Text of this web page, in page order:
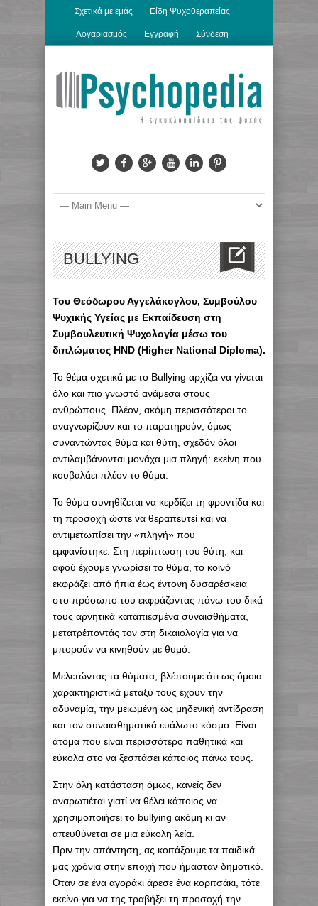
Σχετικά με εμάς Είδη Ψυχοθεραπείας
Λογαριασμός Εγγραφή Σύνδεση
BULLYING
Του Θεόδωρου Αγγελάκογλου, Συμβούλου
Ψυχικής Υγείας με Εκπαίδευση στη
Συμβουλευτική Ψυχολογία μέσω του
διπλώματος HND (Higher National Diploma).
Το θέμα σχετικά με το Bullying αρχίζει να γίνεται
όλο και πιο γνωστό ανάμεσα στους
ανθρώπους. Πλέον, ακόμη περισσότεροι το
αναγνωρίζουν και το παρατηρούν, όμως
συναντώντας θύμα και θύτη, σχεδόν όλοι
αντιλαμβάνονται μονάχα μια πληγή: εκείνη που
κουβαλάει πλέον το θύμα.
Το θύμα συνηθίζεται να κερδίζει τη φροντίδα και
τη προσοχή ώστε να θεραπευτεί και να
αντιμετωπίσει την «πληγή» που
εμφανίστηκε. Στη περίπτωση του θύτη, και
αφού έχουμε γνωρίσει το θύμα, το κοινό
εκφράζει από ήπια έως έντονη δυσαρέσκεια
στο πρόσωπο του εκφράζοντας πάνω του δικά
τους αρνητικά καταπιεσμένα συναισθήματα,
μετατρέποντάς τον στη δικαιολογία για να
μπορούν να κινηθούν με θυμό.
Μελετώντας τα θύματα, βλέπουμε ότι ως όμοια
χαρακτηριστικά μεταξύ τους έχουν την
αδυναμία, την μειωμένη ως μηδενική αντίδραση
και τον συναισθηματικά ευάλωτο κόσμο. Είναι
άτομα που είναι περισσότερο παθητικά και
εύκολα στο να ξεσπάσει κάποιος πάνω τους.
Στην όλη κατάσταση όμως, κανείς δεν
αναρωτιέται γιατί να θέλει κάποιος να
χρησιμοποιήσει το bullying ακόμη κι αν
απευθύνεται σε μια εύκολη λεία.
Πριν την απάντηση, ας κοιτάξουμε τα παιδικά
μας χρόνια στην εποχή που ήμασταν δημοτικό.
Όταν σε ένα αγοράκι άρεσε ένα κοριτσάκι, τότε
εκείνο για να της τραβήξει τη προσοχή την